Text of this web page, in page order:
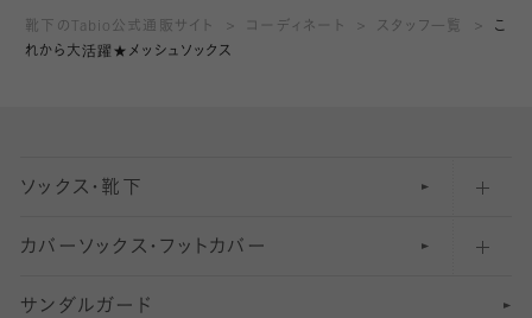
靴下のTabio公式通販サイト コーディネート スタッフ一覧
こ
れから大活躍★メッシュソックス
ソックス・靴下
五本指ソックス・靴下
足袋ソックス・靴下
カバーソックス・フットカバー
フットカバー・カバーソックス（深め）
サンダルガード